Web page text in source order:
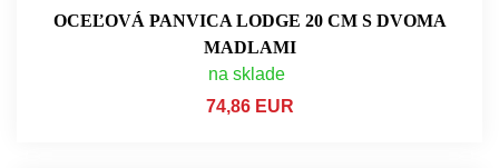
OCEĽOVÁ PANVICA LODGE 20 CM S DVOMA
MADLAMI
na sklade
74,86 EUR